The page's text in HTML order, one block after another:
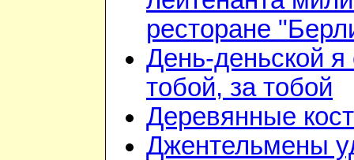
ресторане
День-деньской я
тобой, за тобой
Деревянные
Джентельмены